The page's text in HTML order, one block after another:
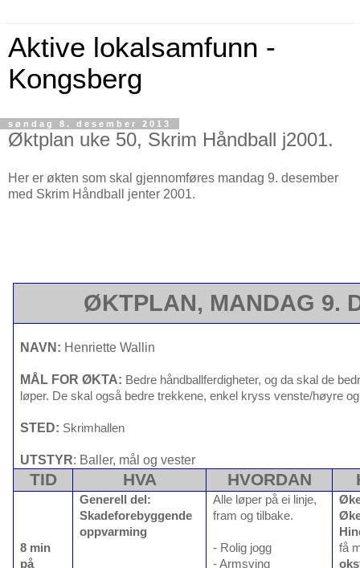
Aktive lokalsamfunn -
Kongsberg
søndag 8. desember 2013
Øktplan uke 50, Skrim Håndball j2001.
Her er økten som skal gjennomføres mandag 9. desember
med Skrim Håndball jenter 2001.
ØKTPLAN, MANDAG 9.
NAVN: Henriette
MÅL FOR ØKTA: Bedre håndballferdigheter, og da skal de
løper. De skal også bedre trekkene, enkel kryss venste/høyre
STED: Skrimhallen
UTSTYR: Baller, mål og vester
TID HVA HVORDAN
8 min
på
Generell del:
Skadeforebyggende
oppvarming
Alle løper på ei linje,
fram og tilbake.
- Rolig jogg
- Armsving
få